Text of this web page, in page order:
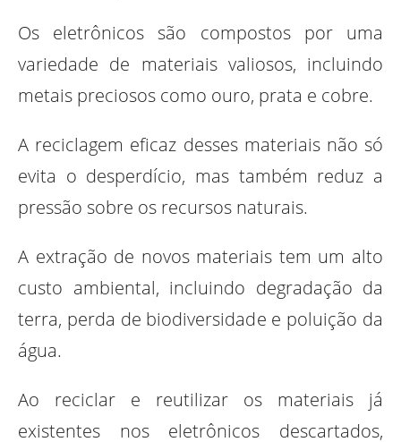
Os eletrônicos são compostos por uma
variedade de materiais valiosos, incluindo
metais preciosos como ouro, prata e cobre.
A reciclagem eficaz desses materiais não só
evita o desperdício, mas também reduz a
pressão sobre os recursos naturais.
A extração de novos materiais tem um alto
custo ambiental, incluindo degradação da
terra, perda de biodiversidade e poluição da
água.
Ao reciclar e reutilizar os materiais já
existentes nos eletrônicos descartados,